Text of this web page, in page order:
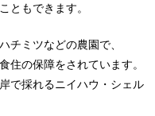
ともできます。
チミツなどの農園で、
住の保障をされています。
で採れるニイハウ・シェル